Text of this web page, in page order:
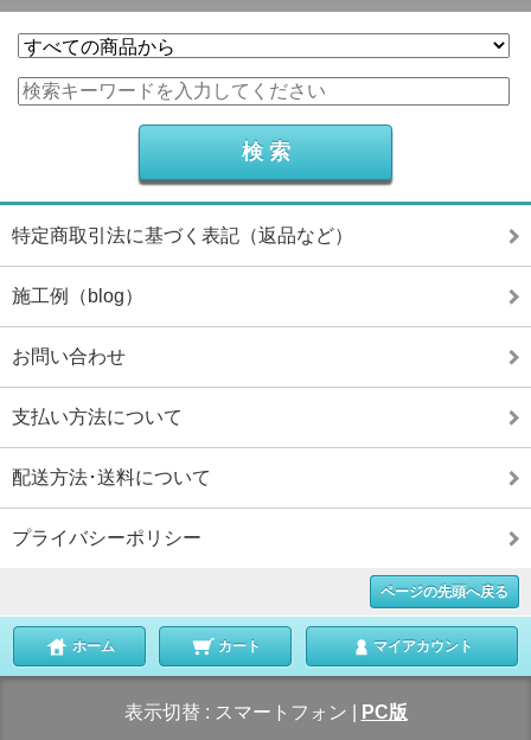
特定商取引法に基づく表記（返品など）
施工例（blog）
お問い合わせ
支払い方法について
配送方法･送料について
プライバシーポリシー
ページの先頭へ戻る
ホーム カート マイアカウント
表示切替 : スマートフォン PC版